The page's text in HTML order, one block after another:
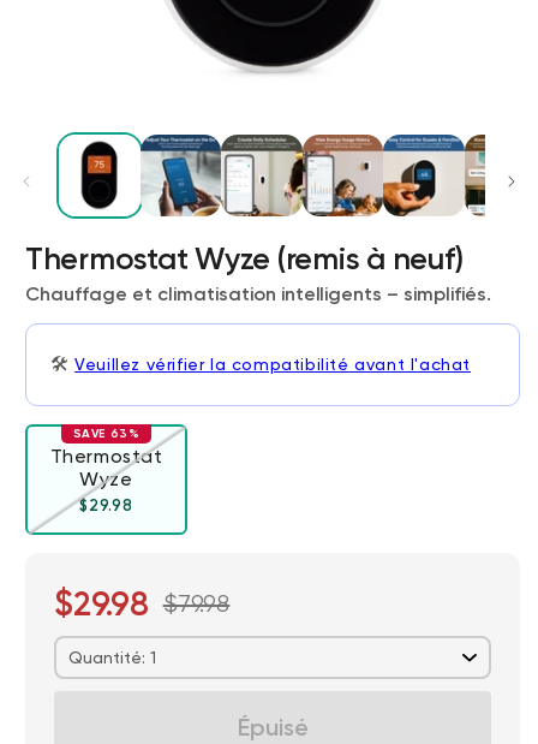
Thermostat Wyze (remis à neuf)
Chauffage et climatisation intelligents – simplifiés.
🛠️Veuillez vérifier la compatibilité avant l'achat
Thermostat
WyzeVariante épuisée ou indisponible
SAVE 63%
Prix ​​régulier
Accord
$29.98
$29.98 $79.98
Quantité: 1
Épuisé
Wyze Cam v4 + carte microSD 32
Go
More
options
Accord
59,98 $USPrix ​​régulier
63,96 $US
Add to cart
More options